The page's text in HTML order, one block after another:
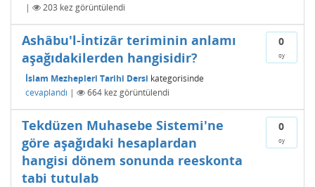
|
203 kez görüntülendi
0
oy
Ashâbu'l-İntizâr teriminin anlamı
aşağıdakilerden hangisidir?
İslam Mezhepleri Tarihi Dersi kategorisinde
cevaplandı | 664 kez görüntülendi
0
oy
Tekdüzen Muhasebe Sistemi'ne
göre aşağıdaki hesaplardan
hangisi dönem sonunda reeskonta
tabi tutulab